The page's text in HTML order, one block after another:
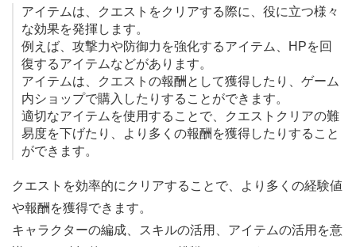
アイテムは、クエストをクリアする際に、役に立つ様々
な効果を発揮します。
例えば、攻撃力や防御力を強化するアイテム、HPを回
復するアイテムなどがあります。
アイテムは、クエストの報酬として獲得したり、ゲーム
内ショップで購入したりすることができます。
適切なアイテムを使用することで、クエストクリアの難
易度を下げたり、より多くの報酬を獲得したりすること
ができます。
クエストを効率的にクリアすることで、より多くの経験値
や報酬を獲得できます。
キャラクターの編成、スキルの活用、アイテムの活用を意